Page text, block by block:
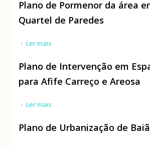
Plano de Pormenor da área
Quartel de Paredes
Ler mais
Plano de Intervenção em
para Afife Carreço e Areosa
Ler mais
Plano de Urbanização de